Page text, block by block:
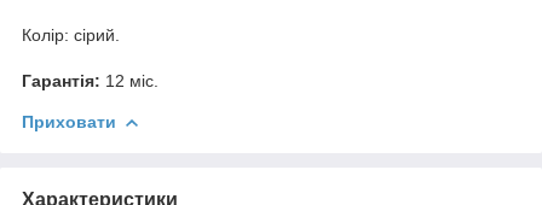
Колір: сірий.
Гарантія: 12 міс.
Приховати
Характеристики